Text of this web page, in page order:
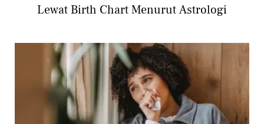
Lewat Birth Chart Menurut Astrologi